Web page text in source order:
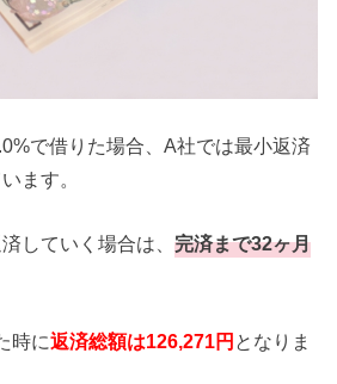
で借りた場合、A社では最小返済
ます。
していく場合は、完済まで32ヶ月
時に返済総額は126,271円 となりま